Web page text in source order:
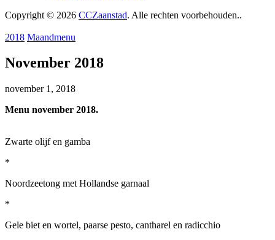
Copyright © 2026 CCZaanstad. Alle rechten voorbehouden..
2018 Maandmenu
November 2018
november 1, 2018
Menu november 2018.
Zwarte olijf en gamba
*
Noordzeetong met Hollandse garnaal
*
Gele biet en wortel, paarse pesto, cantharel en radicchio